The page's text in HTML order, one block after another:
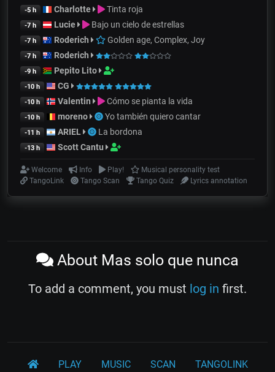
-5 h Charlotte Tinta roja
-7 h Lucie Bajo un cielo de estrellas
-7 h Roderich Golden age, Complex, Joy
-7 h Roderich
-9 h Pepito Lito
-10 h CG
-10 h Valentin Cómo se pianta la vida
-10 h moreno Yo también quiero cantar
-11 h ARIEL La bordona
-13 h Scott Cantu
Welcome Info Play!
Musical personality test
TangoLink
Tango Scan Tango Quiz Lyrics annotation
About Mas solo que nunca
To add a comment, you must log in first.
PLAY MUSIC SCAN TANGOLINK